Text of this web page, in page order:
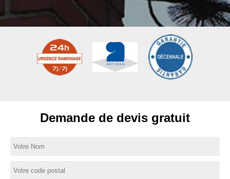
Demande de devis gratuit